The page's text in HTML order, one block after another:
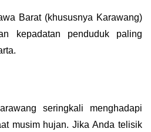
Barat (khususnya Karawang)
kepadatan penduduk paling
seringkali menghadapi
musim hujan. Jika Anda telisik